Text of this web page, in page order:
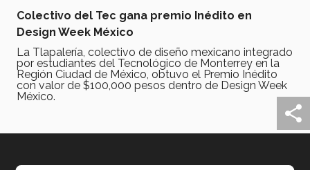
Colectivo del Tec gana premio Inédito en
Design Week México
La Tlapalería, colectivo de diseño mexicano integrado
por estudiantes del Tecnológico de Monterrey en la
Región Ciudad de México, obtuvo el Premio Inédito
con valor de $100,000 pesos dentro de Design Week
México.